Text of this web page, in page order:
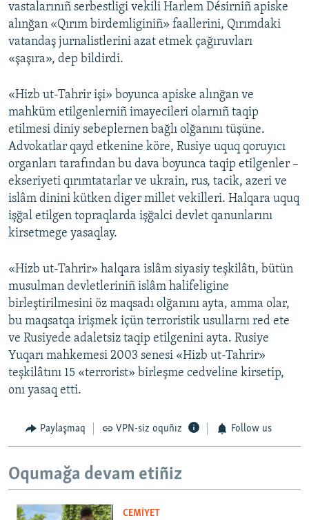
vastalarınıñ serbestligi vekili Harlem Désirniñ apiske
alınğan «Qırım birdemliginiñ» faallerini, Qırımdaki
vatandaş jurnalistlerini azat etmek çağıruvları
«şaşıra», dep bildirdi.
«Hizb ut-Tahrir işi» boyunca apiske alınğan ve
mahküm etilgenlerniñ imayecileri olarnıñ taqip
etilmesi diniy sebeplernen bağlı olğanını tüşüne.
Advokatlar qayd etkenine köre, Rusiye uquq qoruyıcı
organları tarafından bu dava boyunca taqip etilgenler –
ekseriyeti qırımtatarlar ve ukrain, rus, tacik, azeri ve
islâm dinini kütken diger millet vekilleri. Halqara uquq
işğal etilgen topraqlarda işğalci devlet qanunlarını
kirsetmege yasaqlay.
«Hizb ut-Tahrir» halqara islâm siyasiy teşkilâtı, bütün
musulman devletleriniñ islâm halifeligine
birleştirilmesini öz maqsadı olğanını ayta, amma olar,
bu maqsatqa irişmek içün terroristik usullarnı red ete
ve Rusiyede adaletsiz taqip etilgenini ayta. Rusiye
Yuqarı mahkemesi 2003 senesi «Hizb ut-Tahrir»
teşkilâtını 15 «terrorist» birleşme cedveline kirsetip,
onı yasaq etti.
Paylaşmaq VPN-siz oquñız Follow us
Oqumağa devam etiñiz
CEMİYET